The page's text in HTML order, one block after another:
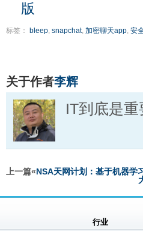
版
标签： bleep, snapchat, 加密聊天app, 安
关于作者李辉
IT到底是
上一篇«NSA天网计划：基于机器学
行业